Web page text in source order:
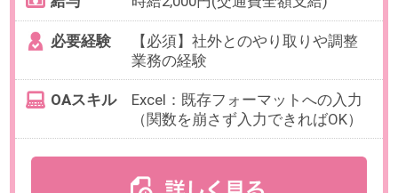
お仕事番号：100103009
【TikTokなどSNSに特化した広告
代理店】週4でOK！請求書作成な
ど営業事務